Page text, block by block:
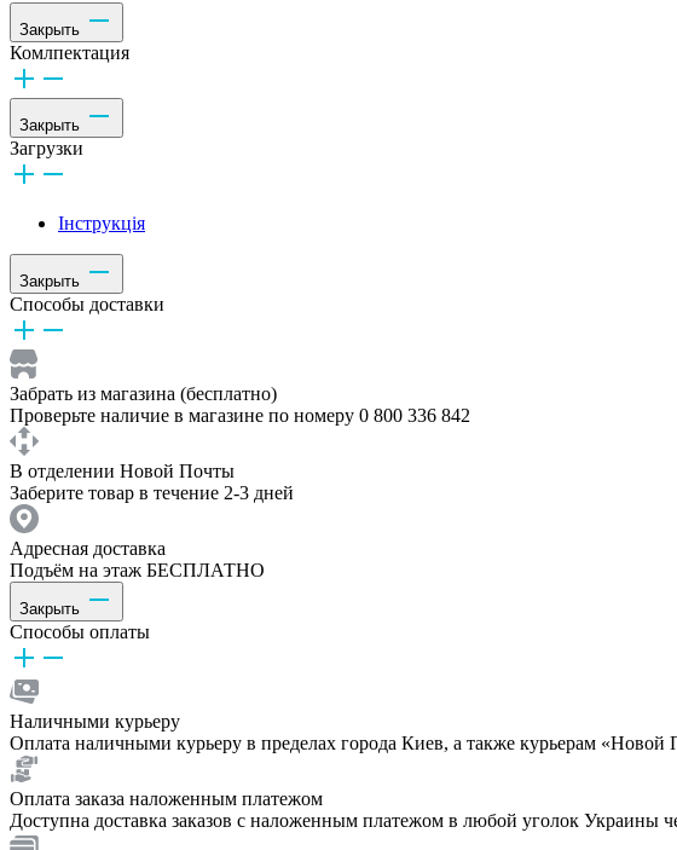
Закрыть
Комлпектация
Закрыть
Загрузки
Інструкція
Закрыть
Способы доставки
Забрать из магазина (бесплатно)
Проверьте наличие в магазине по номеру 0 800 336 842
В отделении Новой Почты
Заберите товар в течение 2-3 дней
Адресная доставка
Подъём на этаж БЕСПЛАТНО
Закрыть
Способы оплаты
Наличными курьеру
Оплата наличными курьеру в пределах города Киев, а также курьерам «Новой
Оплата заказа наложенным платежом
Доступна доставка заказов с наложенным платежом в любой уголок Украины